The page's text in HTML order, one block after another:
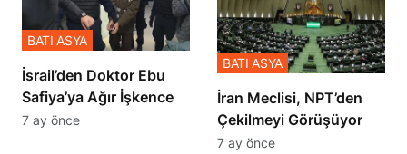
İsrail’den Doktor Ebu
Safiya’ya Ağır İşkence
BATI ASYA
7 ay önce
İran Meclisi, NPT’den
Çekilmeyi Görüşüyor
BATI ASYA
7 ay önce